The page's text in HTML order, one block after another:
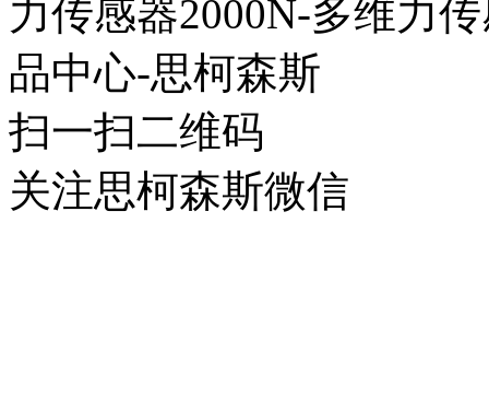
扫一扫二维码
关注思柯森斯微信